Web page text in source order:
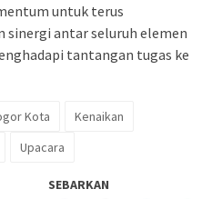
untuk terus
sinergi antar seluruh elemen
tantangan tugas ke
Kota
Kenaikan
Upacara
SEBARKAN